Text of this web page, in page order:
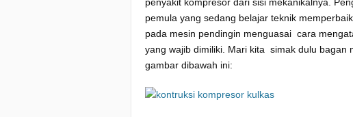
pemula yang sedang belajar teknik
pada mesin pendingin menguasai cara
yang wajib dimiliki. Mari kita simak dulu bagan
gambar dibawah ini: